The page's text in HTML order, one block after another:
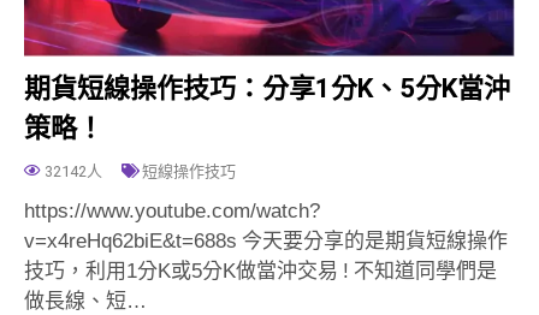
期貨短線操作技巧：分享1分K、5分K當沖
策略！
32142人 短線操作技巧
https://www.youtube.com/watch?
v=x4reHq62biE&t=688s 今天要分享的是期貨短線操作
技巧，利用1分K或5分K做當沖交易 ! 不知道同學們是
做長線、短…